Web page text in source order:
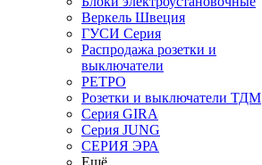
Веркель Швеция
ГУСИ Серия
Распродажа розетки и
выключатели
РЕТРО
Розетки и выключатели ТДМ
Серия GIRA
Серия JUNG
СЕРИЯ ЭРА